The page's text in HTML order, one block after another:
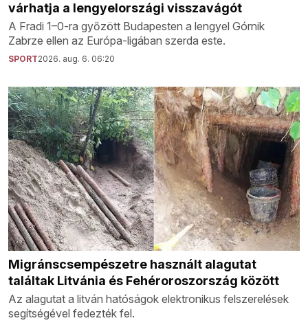
várhatja a lengyelországi visszavágót
A Fradi 1–0-ra győzött Budapesten a lengyel Górnik
Zabrze ellen az Európa-ligában szerda este.
SPORT2026. aug. 6. 06:20
Migránscsempészetre használt alagutat
találtak Litvánia és Fehéroroszország között
Az alagutat a litván hatóságok elektronikus felszerelések
segítségével fedezték fel.